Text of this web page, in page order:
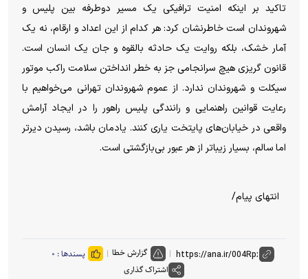
تاکید بر اینکه امنیت ترافیکی یک مسیر دوطرفه بین پلیس و
شهروندان است خاطرنشان کرد: هر کدام از این اعداد و ارقام، نه یک
آمار خشک، بلکه روایت یک حادثه بالقوه و جان یک انسان است.
قانون گریزی هیچ سرانجامی جز به خطر انداختن سلامت راکب موتور
سیکلت و شهروندان ندارد. از عموم شهروندان تهرانی می‌خواهیم با
رعایت قوانین راهنمایی و رانندگی پلیس راهور را در ایجاد آرامش
واقعی در خیابان‌های پایتخت یاری کنند. یادمان باشد، رسیدن دیرتر
اما سالم، بسیار زیباتر از هر عبور بی‌بازگشتی است.
انتهای پیام/
گزارش خطا پسندها : ۰
اشتراک گذاری